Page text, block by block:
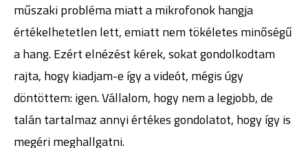
műszaki probléma miatt a mikrofonok hangja
értékelhetetlen lett, emiatt nem tökéletes minőségű
a hang. Ezért elnézést kérek, sokat gondolkodtam
rajta, hogy kiadjam-e így a videót, mégis úgy
döntöttem: igen. Vállalom, hogy nem a legjobb, de
talán tartalmaz annyi értékes gondolatot, hogy így is
megéri meghallgatni.